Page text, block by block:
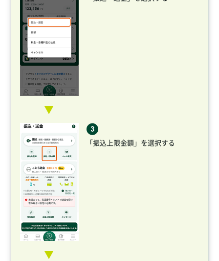
「振込上限金額」を選択する